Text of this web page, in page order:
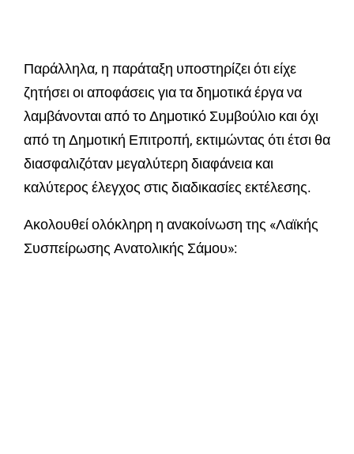
Παράλληλα, η παράταξη υποστηρίζει ότι είχε
ζητήσει οι αποφάσεις για τα δημοτικά έργα να
λαμβάνονται από το Δημοτικό Συμβούλιο και όχι
από τη Δημοτική Επιτροπή, εκτιμώντας ότι έτσι θα
διασφαλιζόταν μεγαλύτερη διαφάνεια και
καλύτερος έλεγχος στις διαδικασίες εκτέλεσης.
Ακολουθεί ολόκληρη η ανακοίνωση της «Λαϊκής
Συσπείρωσης Ανατολικής Σάμου»: